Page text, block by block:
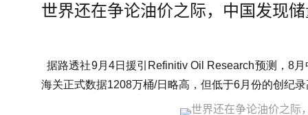
世界还在争论油价之际，中国发现
据路透社9月4日援引Refinitiv Oil Research预测，8
海关正式数据1208万桶/日略高，但低于6月份的创纪